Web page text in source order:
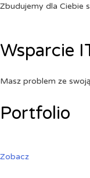
Zbudujemy dla Ciebie
Wsparcie
Masz problem ze
Portfolio
Zobacz